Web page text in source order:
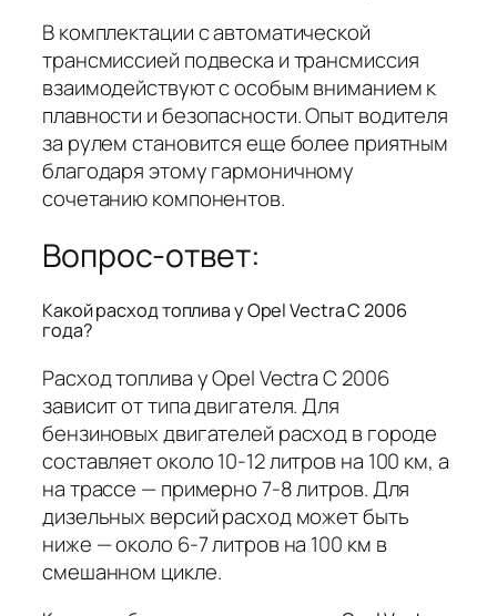
В комплектации с автоматической
трансмиссией подвеска и трансмиссия
взаимодействуют с особым вниманием к
плавности и безопасности. Опыт водителя
за рулем становится еще более приятным
благодаря этому гармоничному
сочетанию компонентов.
Вопрос-ответ:
Какой расход топлива у Opel Vectra C 2006
года?
Расход топлива у Opel Vectra C 2006
зависит от типа двигателя. Для
бензиновых двигателей расход в городе
составляет около 10-12 литров на 100 км, а
на трассе — примерно 7-8 литров. Для
дизельных версий расход может быть
ниже — около 6-7 литров на 100 км в
смешанном цикле.